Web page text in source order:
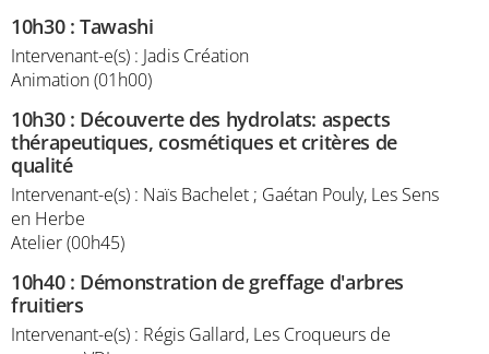
10h30:Tawashi
Intervenant-e(s) : Jadis Création
Animation (01h00)
10h30: Découverte des hydrolats: aspects
thérapeutiques, cosmétiques et critères de
qualité
Intervenant-e(s) : Naïs Bachelet ; Gaétan Pouly, Les Sens
en Herbe
Atelier (00h45)
10h40: Démonstration de greffage d'arbres
fruitiers
Intervenant-e(s) : Régis Gallard, Les Croqueurs de